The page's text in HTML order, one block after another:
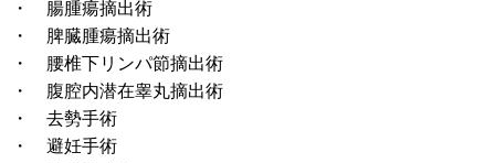
・ 腸腫瘍摘出術
・ 脾臓腫瘍摘出術
・ 腰椎下リンパ節摘出術
・ 腹腔内潜在睾丸摘出術
・ 去勢手術
・ 避妊手術